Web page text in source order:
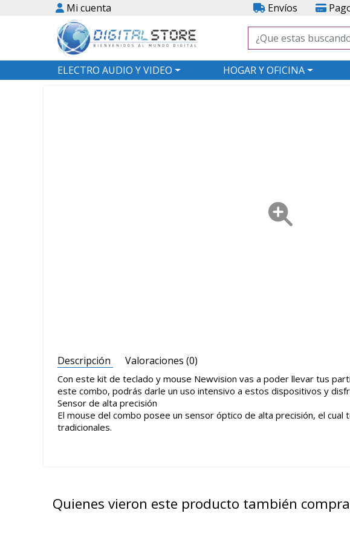
Mi cuenta Envíos
ELECTRO AUDIO Y VIDEO HOGAR Y OFICINA
Descripción Valoraciones (0)
Con este kit de teclado y mouse Newvision vas a poder llevar tus
este combo, podrás darle un uso intensivo a estos dispositivos y
Sensor de alta precisión
El mouse del combo posee un sensor óptico de alta precisión, el
tradicionales.
Quienes vieron este producto también